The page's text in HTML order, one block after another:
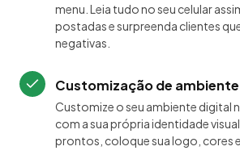
menu. Leia tudo no seu celular
postadas e surpreenda clientes
negativas.
Customização de
Customize o seu ambiente digital
com a sua própria identidade
prontos, coloque sua logo, cores